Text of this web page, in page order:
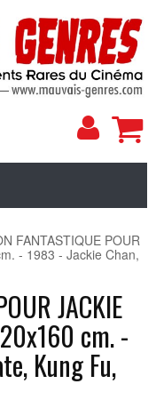
Mon
FANTASTIQUE POUR
- 1983 - Jackie Chan,
JACKIE
cm. -
Kung Fu,